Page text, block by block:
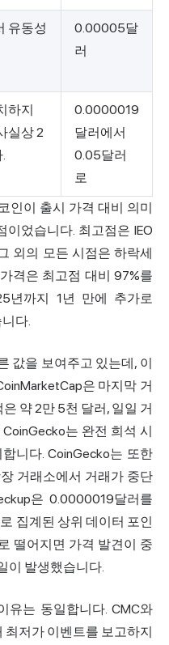
유동성
0.00005달
러
하지
실상 2
0.0000019
달러에서
0.05달러
로
인이 출시 가격 대비 의미
었습니다. 최고점은 IEO
외의 모든 시점은 하락세
격은 최고점 대비 97%를
년까지 1년 만에 추가로
다.
값을 보여주고 있는데, 이
은 마지막 거
약 2만 5천 달러, 일일 거
는 완전 희석 시
니다. CoinGecko는 또한
거래소에서 거래가 중단
은 0.0000019달러를
집계된 상위 데이터 포인
떨어지면 가격 발견이 중
이 발생했습니다.
유는 동일합니다. CMC와
저가 이벤트를 보고하지